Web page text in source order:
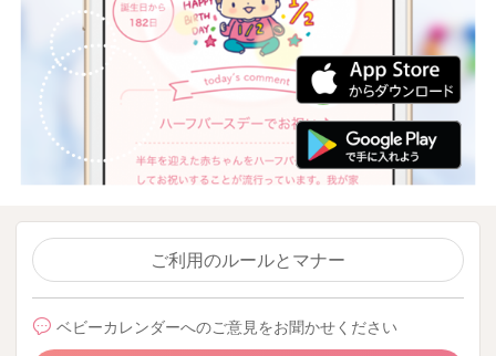
ご利用のルールとマナー
ベビーカレンダーへのご意見をお聞かせください